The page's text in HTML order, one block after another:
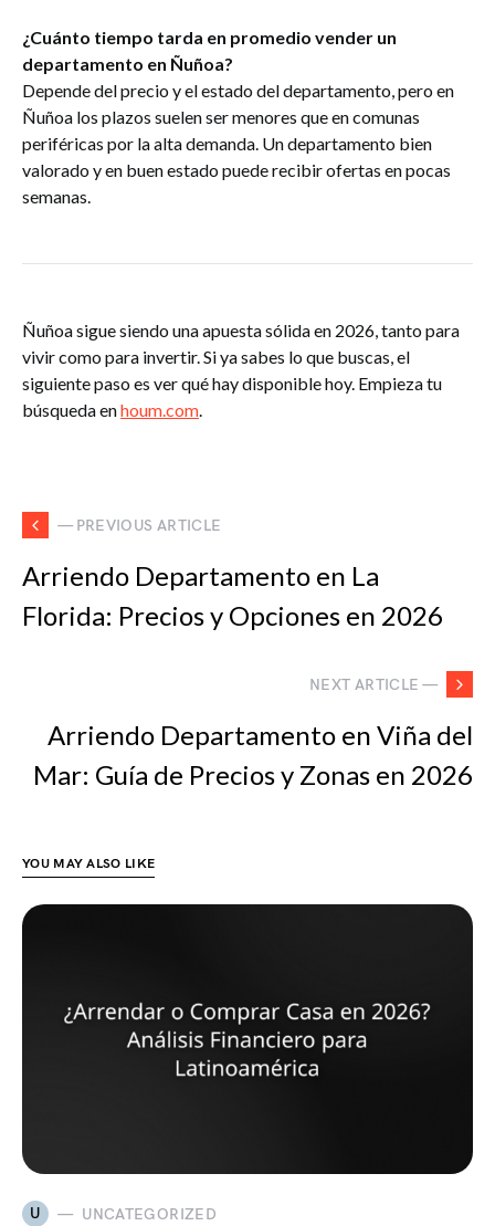
¿Cuánto tiempo tarda en promedio vender un
departamento en Ñuñoa?
Depende del precio y el estado del departamento, pero en
Ñuñoa los plazos suelen ser menores que en comunas
periféricas por la alta demanda. Un departamento bien
valorado y en buen estado puede recibir ofertas en pocas
semanas.
Ñuñoa sigue siendo una apuesta sólida en 2026, tanto para
vivir como para invertir. Si ya sabes lo que buscas, el
siguiente paso es ver qué hay disponible hoy. Empieza tu
búsqueda enhoum.com.
— PREVIOUS ARTICLE
Arriendo Departamento en La
Florida: Precios y Opciones en 2026
NEXT ARTICLE —
Arriendo Departamento en Viña del
Mar: Guía de Precios y Zonas en 2026
YOU MAY ALSO LIKE
U UNCATEGORIZED